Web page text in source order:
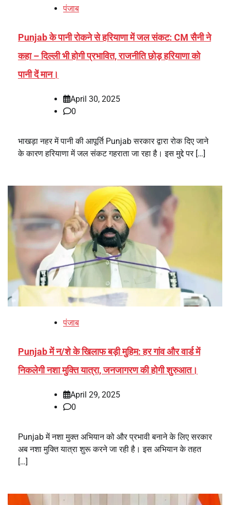
पंजाब
Punjab के पानी रोकने से हरियाणा में जल संकट: CM सैनी ने
कहा – दिल्ली भी होगी प्रभावित, राजनीति छोड़ हरियाणा को
पानी दें मान।
April 30, 2025
0
भाखड़ा नहर में पानी की आपूर्ति Punjab सरकार द्वारा रोक दिए जाने
के कारण हरियाणा में जल संकट गहराता जा रहा है। इस मुद्दे पर […]
पंजाब
Punjab में न/शे के खिलाफ बड़ी मुहिम: हर गांव और वार्ड में
निकलेगी नशा मुक्ति यात्रा, जनजागरण की होगी शुरुआत।
April 29, 2025
0
Punjab में नशा मुक्त अभियान को और प्रभावी बनाने के लिए सरकार
अब नशा मुक्ति यात्रा शुरू करने जा रही है। इस अभियान के तहत
[…]